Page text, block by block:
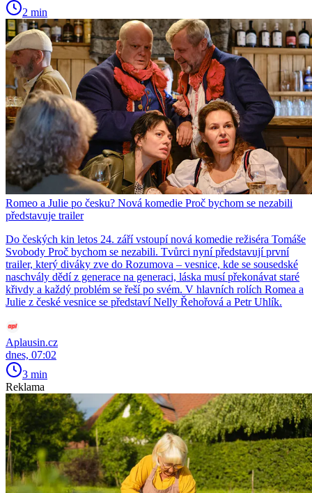
2 min
Romeo a Julie po česku? Nová komedie Proč bychom se nezabili
představuje trailer
Do českých kin letos 24. září vstoupí nová komedie režiséra Tomáše
Svobody Proč bychom se nezabili. Tvůrci nyní představují první
trailer, který diváky zve do Rozumova – vesnice, kde se sousedské
naschvály dědí z generace na generaci, láska musí překonávat staré
křivdy a každý problém se řeší po svém. V hlavních rolích Romea a
Julie z české vesnice se představí Nelly Řehořová a Petr Uhlík.
Aplausin.cz
dnes, 07:02
3 min
Reklama